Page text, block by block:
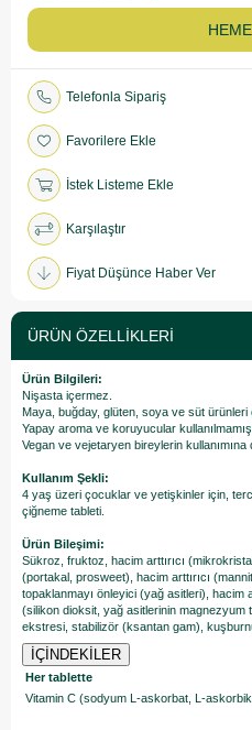
Telefonla Sipariş
Favorilere Ekle
İstek Listeme Ekle
Karşılaştır
Fiyat Düşünce Haber Ver
ÜRÜN ÖZELLIKLERI
Ürün Bilgileri:
Nişasta içermez.
Maya, buğday, glüten, soya ve süt ürünleri
Yapay aroma ve koruyucular
Vegan ve vejetaryen bireylerin kullanımına
Kullanım Şekli:
4 yaş üzeri çocuklar ve yetişkinler için,
çiğneme tableti.
Ürün Bileşimi:
Sükroz, fruktoz, hacim arttırıcı
(portakal, prosweet), hacim arttırıcı
topaklanmayı önleyici (yağ asitleri), hacim
(silikon dioksit, yağ asitlerinin magnezyum
ekstresi, stabilizör (ksantan gam),
İÇİNDEKİLER
Her tablette
Vitamin C (sodyum L-askorbat, L-